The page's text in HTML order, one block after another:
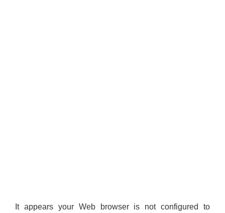
It appears your Web browser is not configured to